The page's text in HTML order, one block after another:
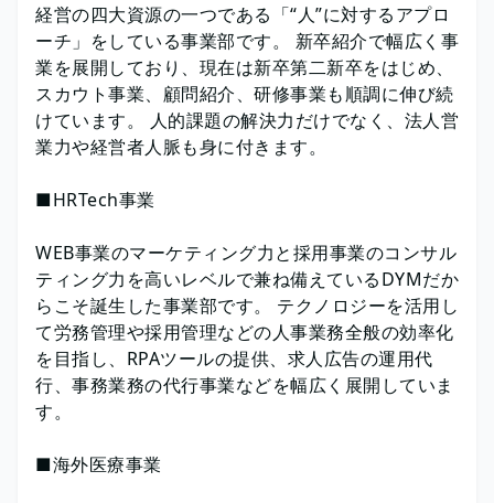
経営の四大資源の一つである「“人”に対するアプロ
ーチ」をしている事業部です。 新卒紹介で幅広く事
業を展開しており、現在は新卒第二新卒をはじめ、
スカウト事業、顧問紹介、研修事業も順調に伸び続
けています。 人的課題の解決力だけでなく、法人営
業力や経営者人脈も身に付きます。
■HRTech事業
WEB事業のマーケティング力と採用事業のコンサル
ティング力を高いレベルで兼ね備えているDYMだか
らこそ誕生した事業部です。 テクノロジーを活用し
て労務管理や採用管理などの人事業務全般の効率化
を目指し、RPAツールの提供、求人広告の運用代
行、事務業務の代行事業などを幅広く展開していま
す。
■海外医療事業